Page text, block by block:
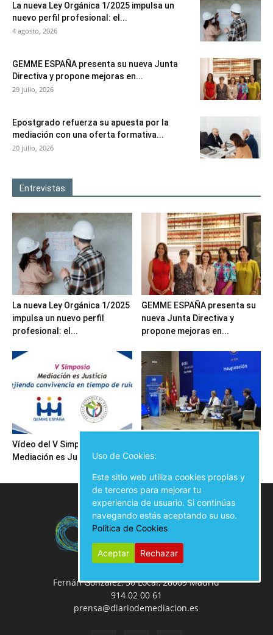
La nueva Ley Orgánica 1/2025 impulsa un
nuevo perfil profesional: el...
4 agosto, 2026
GEMME ESPAÑA presenta su nueva Junta
Directiva y propone mejoras en...
29 julio, 2026
Epostgrado refuerza su apuesta por la
mediación con una oferta formativa...
20 julio, 2026
Entrevistas
La nueva Ley Orgánica 1/2025
impulsa un nuevo perfil
profesional: el...
GEMME ESPAÑA presenta su
nueva Junta Directiva y
propone mejoras en...
Vídeo del V Simposio
Mediación es Justicia
Mediación es Justicia
Fernán González, 50 Local, 28009 Madrid
914 02 00 61
prensa@diariodemediacion.es
Uso de Cookies:
Este sitio web utiliza cookies propias y
de terceros para mejorar tu
experiencia de usuario. Si continúas
navegando estás aceptando su uso.
Política de Cookies
Aceptar Rechazar